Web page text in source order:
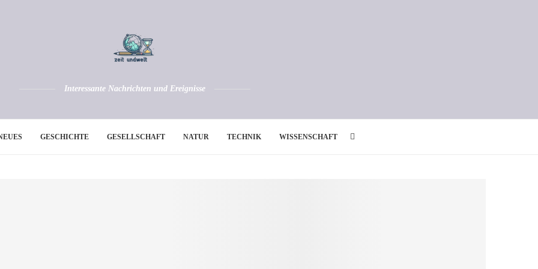
Interessante Nachrichten und Ereignisse
GESCHICHTE GESELLSCHAFT NATUR TECHNIK WISSENSCHAFT